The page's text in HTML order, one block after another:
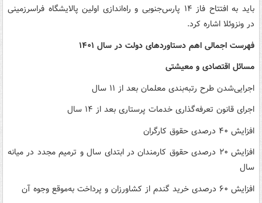
باید به افتتاح فاز ۱۴ پارس‌جنوبی و راه‌اندازی اولین پالایشگاه فراسرزمینی
در ونزوئلا اشاره کرد.
فهرست اجمالی اهم دستاوردهای دولت در سال ۱۴۰۱
مسائل اقتصادی و معیشتی
اجرایی‌شدن طرح رتبه‌بندی معلمان بعد از ۱۱ سال
اجرای قانون تعرفه‌گذاری خدمات پرستاری بعد از ۱۴ سال
افزایش ۴۰ درصدی حقوق کارگران
افزایش ۲۰ درصدی حقوق کارمندان در ابتدای سال و ترمیم مجدد در میانه
سال
افزایش ۶۰ درصدی خرید گندم از کشاورزان و پرداخت به‌موقع وجوه آن